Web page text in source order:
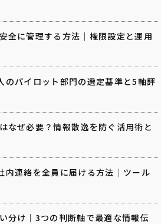
全に管理する方法｜権限設定と運用
パイロット部門の選定基準と5軸評
なぜ必要？情報散逸を防ぐ活用術と
連絡を全員に届ける方法｜ツール
分け｜3つの判断軸で最適な情報伝